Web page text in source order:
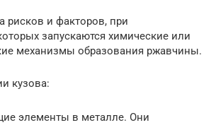
рисков и факторов, при
запускаются химические или
механизмы образования ржавчины.
кузова:
элементы в металле. Они